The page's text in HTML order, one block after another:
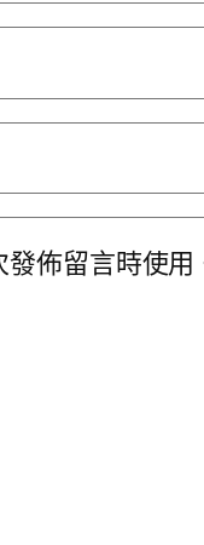
佈留言時使用